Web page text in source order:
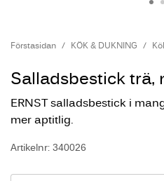
Förstasidan KÖK & DUKNING
Salladsbestick trä,
ERNST salladsbestick i
mer aptitlig.
Artikelnr: 340026